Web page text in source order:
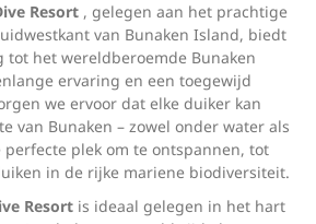
Resort , gelegen aan het prachtige
van Bunaken Island, biedt
tot het wereldberoemde Bunaken
ervaring en een toegewijd
we ervoor dat elke duiker kan
van Bunaken – zowel onder water als
plek om te ontspannen, tot
in de rijke mariene biodiversiteit.
Resort is ideaal gelegen in het hart